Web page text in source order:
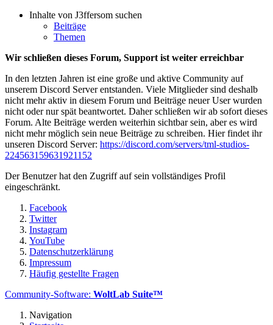
Inhalte von J3ffersom suchen
Beiträge
Themen
Wir schließen dieses Forum, Support ist weiter erreichbar
In den letzten Jahren ist eine große und aktive Community auf
unserem Discord Server entstanden. Viele Mitglieder sind deshalb
nicht mehr aktiv in diesem Forum und Beiträge neuer User wurden
nicht oder nur spät beantwortet. Daher schließen wir ab sofort dieses
Forum. Alte Beiträge werden weiterhin sichtbar sein, aber es wird
nicht mehr möglich sein neue Beiträge zu schreiben. Hier findet ihr
unseren Discord Server: https://discord.com/servers/tml-studios-
224563159631921152
Der Benutzer hat den Zugriff auf sein vollständiges Profil
eingeschränkt.
Facebook
Twitter
Instagram
YouTube
Datenschutzerklärung
Impressum
Häufig gestellte Fragen
Community-Software: WoltLab Suite™
Navigation